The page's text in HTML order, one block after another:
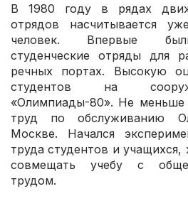
В 1980 году в рядах
отрядов насчитывается
человек. Впервые
студенческие отряды для
речных портах. Высокую
студентов на
«Олимпиады-80». Не меньше
труд по обслуживанию
Москве. Начался
труда студентов и
совмещать учебу с
трудом.